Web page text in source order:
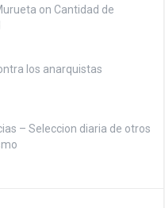
on Cantidad de
los anarquistas
– Seleccion diaria de otros